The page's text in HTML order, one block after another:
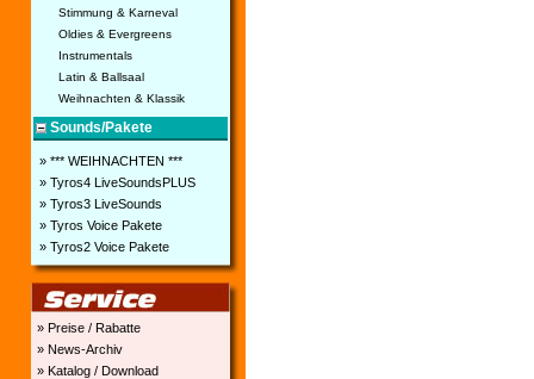
Stimmung & Karneval
Oldies & Evergreens
Instrumentals
Latin & Ballsaal
Weihnachten & Klassik
Sounds/Pakete
» *** WEIHNACHTEN ***
» Tyros4 LiveSoundsPLUS
» Tyros3 LiveSounds
» Tyros Voice Pakete
» Tyros2 Voice Pakete
» Preise / Rabatte
» News-Archiv
» Katalog / Download